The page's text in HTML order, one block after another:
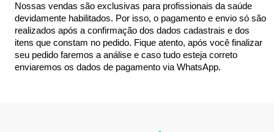
Nossas vendas são exclusivas para profissionais da saúde
devidamente habilitados. Por isso, o pagamento e envio só são
realizados após a confirmação dos dados cadastrais e dos
itens que constam no pedido. Fique atento, após você finalizar
seu pedido faremos a análise e caso tudo esteja correto
enviaremos os dados de pagamento via WhatsApp.